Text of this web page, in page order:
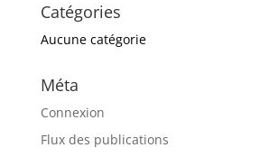
Catégories
Aucune catégorie
Méta
Connexion
Flux des publications